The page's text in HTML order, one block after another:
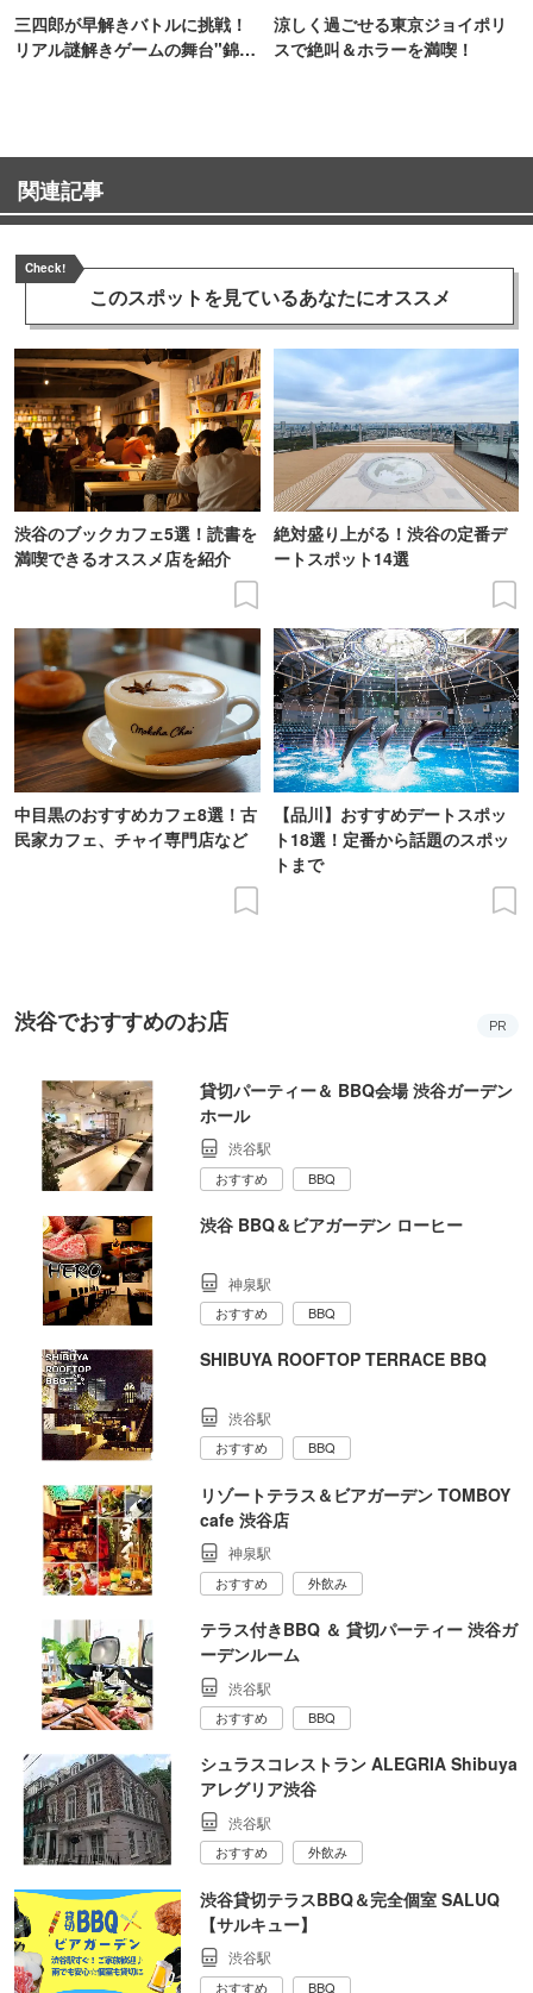
三四郎が早解きバトルに挑戦！
リアル謎解きゲームの舞台"錦糸
涼しく過ごせる東京ジョイポリ
スで絶叫＆ホラーを満喫！
関連記事
Check!
このスポットを見ているあなたにオススメ
渋谷のブックカフェ5選！読書を
満喫できるオススメ店を紹介
絶対盛り上がる！渋谷の定番デ
ートスポット14選
中目黒のおすすめカフェ8選！古
民家カフェ、チャイ専門店など
【品川】おすすめデートスポッ
ト18選！定番から話題のスポッ
トまで
渋谷でおすすめのお店 PR
貸切パーティー＆ BBQ会場 渋谷ガーデン
ホール
渋谷駅
おすすめ BBQ
渋谷 BBQ＆ビアガーデン ローヒー
神泉駅
おすすめ BBQ
SHIBUYA ROOFTOP TERRACE BBQ
渋谷駅
おすすめ BBQ
リゾートテラス＆ビアガーデン TOMBOY
cafe 渋谷店
神泉駅
おすすめ 外飲み
テラス付きBBQ ＆ 貸切パーティー 渋谷ガ
ーデンルーム
渋谷駅
おすすめ BBQ
シュラスコレストラン ALEGRIA Shibuya
アレグリア渋谷
渋谷駅
おすすめ 外飲み
渋谷貸切テラスBBQ＆完全個室 SALUQ
【サルキュー】
渋谷駅
おすすめ BBQ